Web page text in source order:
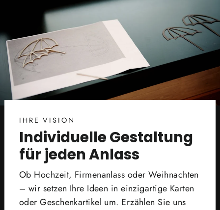
IHRE VISION
Individuelle Gestaltung
für jeden Anlass
Ob Hochzeit, Firmenanlass oder Weihnachten
– wir setzen Ihre Ideen in einzigartige Karten
oder Geschenkartikel um. Erzählen Sie uns